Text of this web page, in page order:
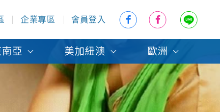
企業專區 會員登入
亞 美加紐澳 歐洲